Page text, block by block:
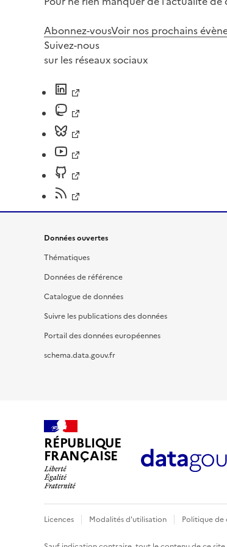
Abonnez-vousVoir nos prochains
Suivez-nous
sur les réseaux sociaux
Données ouvertes
Thématiques
Données de référence
Catalogue de données
Suivre les publications des données
Portail des données européennes
schema.data.gouv.fr
RÉPUBLIQUE
FRANÇAISE
Licences Modalités d'utilisation Politique